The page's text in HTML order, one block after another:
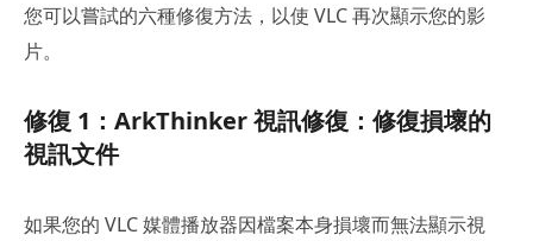
您可以嘗試的六種修復方法，以使 VLC 再次顯示您的影
片。
修復 1：ArkThinker 視訊修復：修復損壞的
視訊文件
如果您的 VLC 媒體播放器因檔案本身損壞而無法顯示視